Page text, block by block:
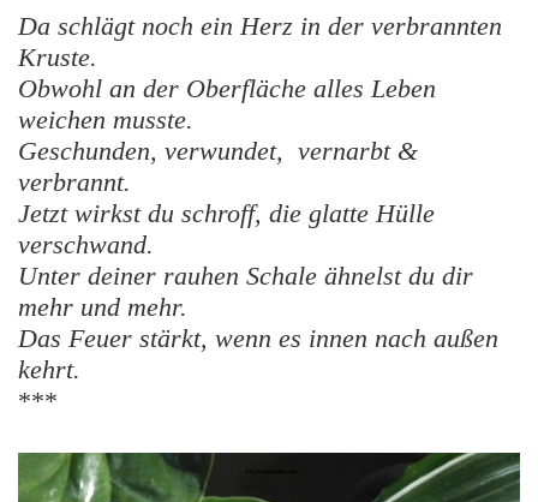
Da schlägt noch ein Herz in der verbrannten
Kruste.
Obwohl an der Oberfläche alles Leben
weichen musste.
Geschunden, verwundet, vernarbt &
verbrannt.
Jetzt wirkst du schroff, die glatte Hülle
verschwand.
Unter deiner rauhen Schale ähnelst du dir
mehr und mehr.
Das Feuer stärkt, wenn es innen nach außen
kehrt.
***